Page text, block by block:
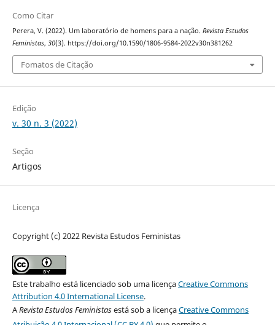
Como Citar
Perera, V. (2022). Um laboratório de homens para a nação. Revista Estudos
Feministas, 30(3). https://doi.org/10.1590/1806-9584-2022v30n381262
Fomatos de Citação
Edição
v. 30 n. 3 (2022)
Seção
Artigos
Licença
Copyright (c) 2022 Revista Estudos Feministas
Este trabalho está licenciado sob uma licençaCreative Commons
Attribution 4.0 International License.
ARevista Estudos Feministasestá sob a licençaCreative Commons